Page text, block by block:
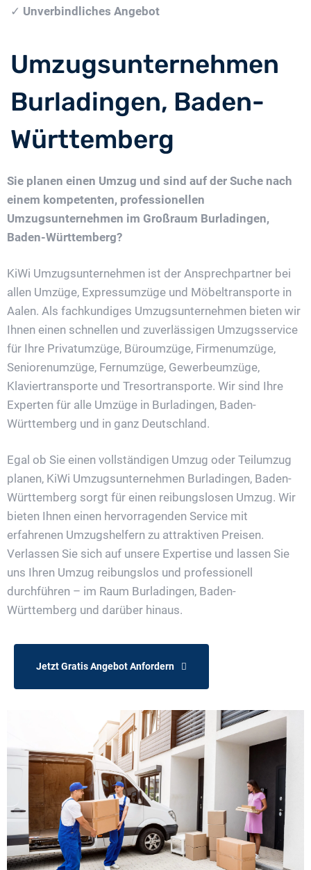
✓ Unverbindliches Angebot
Umzugsunternehmen
Burladingen, Baden-
Württemberg
Sie planen einen Umzug und sind auf der Suche nach
einem kompetenten, professionellen
Umzugsunternehmen im Großraum Burladingen,
Baden-Württemberg?
KiWi Umzugsunternehmen ist der Ansprechpartner bei
allen Umzüge, Expressumzüge und Möbeltransporte in
Aalen. Als fachkundiges Umzugsunternehmen bieten wir
Ihnen einen schnellen und zuverlässigen Umzugsservice
für Ihre Privatumzüge, Büroumzüge, Firmenumzüge,
Seniorenumzüge, Fernumzüge, Gewerbeumzüge,
Klaviertransporte und Tresortransporte. Wir sind Ihre
Experten für alle Umzüge in Burladingen, Baden-
Württemberg und in ganz Deutschland.
Egal ob Sie einen vollständigen Umzug oder Teilumzug
planen, KiWi Umzugsunternehmen Burladingen, Baden-
Württemberg sorgt für einen reibungslosen Umzug. Wir
bieten Ihnen einen hervorragenden Service mit
erfahrenen Umzugshelfern zu attraktiven Preisen.
Verlassen Sie sich auf unsere Expertise und lassen Sie
uns Ihren Umzug reibungslos und professionell
durchführen – im Raum Burladingen, Baden-
Württemberg und darüber hinaus.
Jetzt Gratis Angebot Anfordern